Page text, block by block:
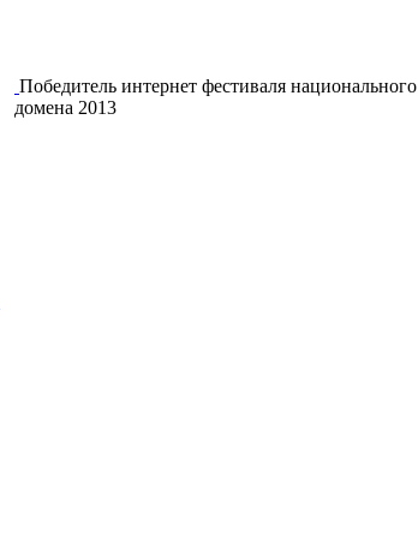
Победитель интернет фестиваля национального
домена 2013